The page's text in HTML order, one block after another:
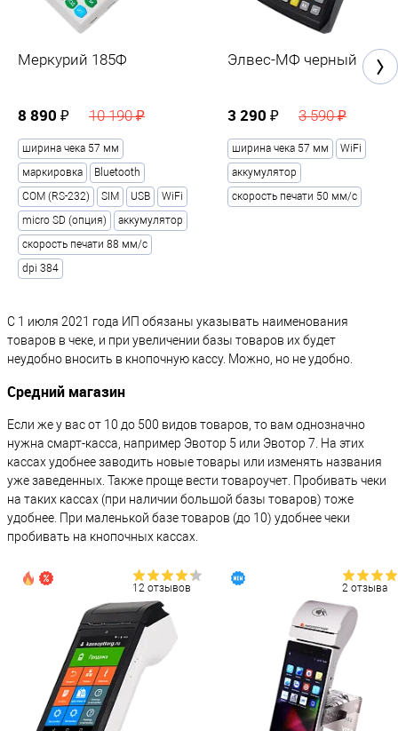
Меркурий 185Ф
8 890 ₽ 10 190 ₽
ширина чека 57 мм
маркировка
Bluetooth
COM (RS-232)
SIM USB
WiFi
micro SD (опция)
аккумулятор
скорость печати 88 мм/с
dpi 384
Элвес-МФ черный
3 290 ₽ 3 590 ₽
ширина чека 57 мм
WiFi
аккумулятор
скорость печати 50 мм/с
С 1 июля 2021 года ИП обязаны указывать наименования
товаров в чеке, и при увеличении базы товаров их будет
неудобно вносить в кнопочную кассу. Можно, но не удобно.
Средний магазин
Если же у вас от 10 до 500 видов товаров, то вам однозначно
нужна смарт-касса, например Эвотор 5 или Эвотор 7. На этих
кассах удобнее заводить новые товары или изменять названия
уже заведенных. Также проще вести товароучет. Пробивать чеки
на таких кассах (при наличии большой базы товаров) тоже
удобнее. При маленькой базе товаров (до 10) удобнее чеки
пробивать на кнопочных кассах.
12 отзывов 2 отзыва